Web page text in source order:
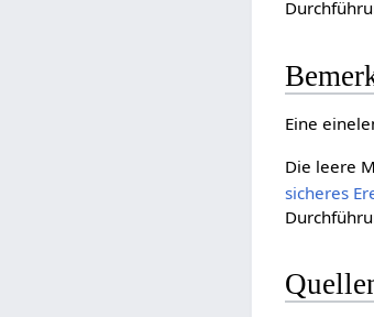
Eine
Die leere
sicheres